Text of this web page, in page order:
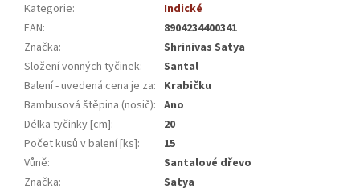
Kategorie:
Indické
EAN:
8904234400341
Značka:
Shrinivas Satya
Složení vonných tyčinek:
Santal
Balení - uvedená cena je za: Krabičku
Bambusová štěpina (nosič): Ano
Délka tyčinky [cm]:
20
Počet kusů v balení [ks]:
15
Vůně:
Santalové dřevo
Značka: Satya